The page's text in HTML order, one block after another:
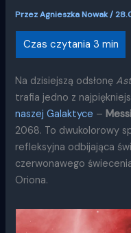
PrzezAgnieszka Nowak/
Na dzisiejszą odsłonę
trafia jedno z
naszej Galaktyce –
2068. To dwukolorowy
refleksyjna odbijająca
czerwonawego
Oriona.